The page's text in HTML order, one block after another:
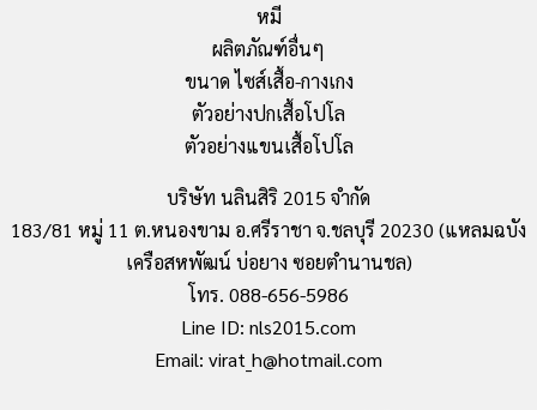
หมี
ผลิตภัณฑ์อื่นๆ
ขนาด ไซส์เสื้อ-กางเกง
ตัวอย่างปกเสื้อโปโล
ตัวอย่างแขนเสื้อโปโล
บริษัท นลินสิริ 2015 จำกัด
183/81 หมู่ 11 ต.หนองขาม อ.ศรีราชา จ.ชลบุรี 20230 (แหลมฉบัง
เครือสหพัฒน์ บ่อยาง ซอยตำนานชล)
โทร. 088-656-5986
Line ID: nls2015.com
Email: virat_h@hotmail.com